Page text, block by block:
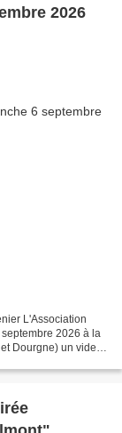
2026
L'Association
2026 à la
Dourgne) un vide